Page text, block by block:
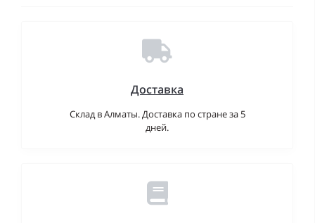
Доставка
Склад в Алматы. Доставка по стране за 5
дней.